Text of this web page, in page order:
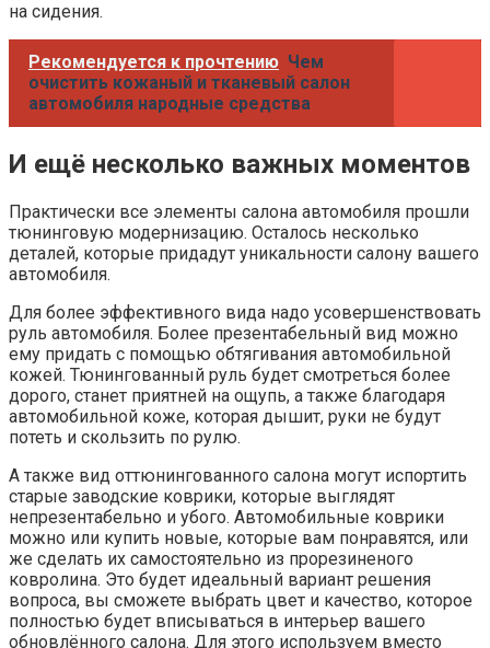
на сидения.
Рекомендуется к прочтению Чем
очистить кожаный и тканевый салон
автомобиля народные средства
И ещё несколько важных моментов
Практически все элементы салона автомобиля прошли
тюнинговую модернизацию. Осталось несколько
деталей, которые придадут уникальности салону вашего
автомобиля.
Для более эффективного вида надо усовершенствовать
руль автомобиля. Более презентабельный вид можно
ему придать с помощью обтягивания автомобильной
кожей. Тюнингованный руль будет смотреться более
дорого, станет приятней на ощупь, а также благодаря
автомобильной коже, которая дышит, руки не будут
потеть и скользить по рулю.
А также вид оттюнингованного салона могут испортить
старые заводские коврики, которые выглядят
непрезентабельно и убого. Автомобильные коврики
можно или купить новые, которые вам понравятся, или
же сделать их самостоятельно из прорезиненого
ковролина. Это будет идеальный вариант решения
вопроса, вы сможете выбрать цвет и качество, которое
полностью будет вписываться в интерьер вашего
обновлённого салона. Для этого используем вместо